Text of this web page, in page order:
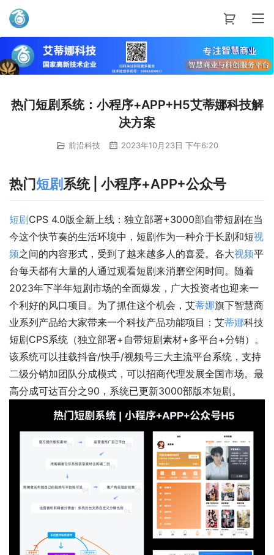
艾蒂娜科技
热门短剧系统：小程序+APP+H5艾蒂娜科技解
决方案
前沿科技 2023年10月23日 下午6:20
热门短剧系统 | 小程序+APP+公众号
短剧CPS 4.0版全新上线：独立部署+3000部自带短剧在当
今这个快节奏的生活环境中，短剧作为一种介于长剧和短视
频之间的内容形式，受到了越来越多人的喜爱。各大视频平
台每天都有大量的人通过观看短剧来消磨空闲时间。随着
2023年下半年短剧市场的全面爆发，广大投资者也迎来一
个利好的风口项目。为了抓住这个机会，艾蒂娜旗下智慧商
业系列产品给大家带来一个科技产品功能项目：艾蒂娜科技
短剧CPS系统（独立部署+自带短剧素材+多平台+分销）。
该系统可以挂载抖音/快手/视频号三大主流平台系统，支持
二级分销加团队分成模式，可以招商代理发展全国市场。最
高分成可达百分之90，系统已更新3000部版本短剧。